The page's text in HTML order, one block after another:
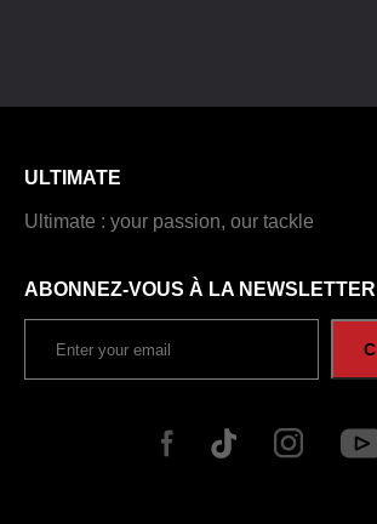
ULTIMATE
Ultimate : your passion, our tackle
ABONNEZ-VOUS À LA NEWSLETTER